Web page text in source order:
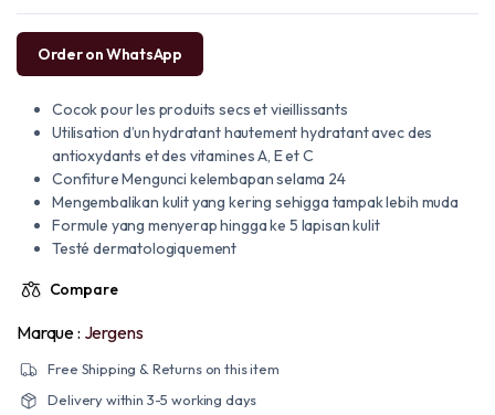
Order on WhatsApp
Cocok pour les produits secs et vieillissants
Utilisation d’un hydratant hautement hydratant avec des
antioxydants et des vitamines A, E et C
Confiture Mengunci kelembapan selama 24
Mengembalikan kulit yang kering sehigga tampak lebih muda
Formule yang menyerap hingga ke 5 lapisan kulit
Testé dermatologiquement
Compare
Marque : Jergens
Free Shipping & Returns on this item
Delivery within 3-5 working days